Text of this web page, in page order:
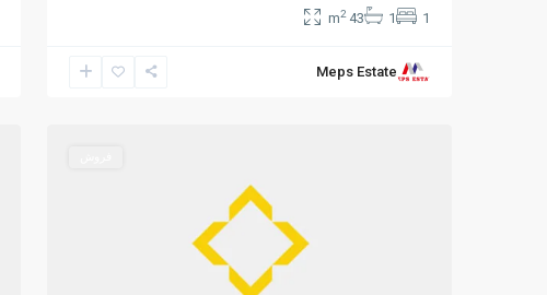
1
1
43 m
2
Meps Estate